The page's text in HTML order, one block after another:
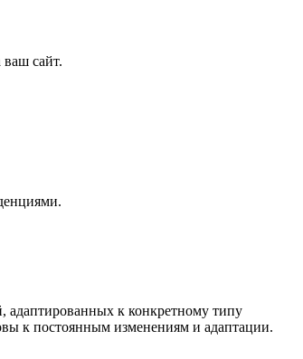
сайт.
адаптированных к конкретному типу
к постоянным изменениям и адаптации.